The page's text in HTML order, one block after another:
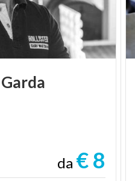
Garda
da € 8